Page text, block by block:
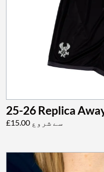
25-26 Replica
£15.00 سے شروع